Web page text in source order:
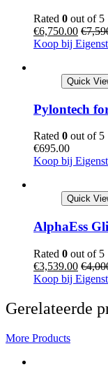
Rated 0 out of 5
€6,750.00 €
Koop bij
Quick
Pylontech
Rated 0 out of 5
€695.00
Koop bij
Quick
AlphaEss
Rated 0 out of 5
€3,539.00 €
Koop bij
Gerelateerde
More Products